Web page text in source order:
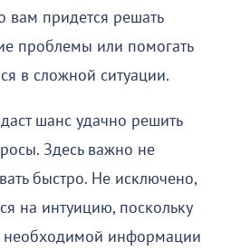
вам придется решать
проблемы или помогать
в сложной ситуации.
шанс удачно решить
Здесь важно не
быстро. Не исключено,
на интуицию, поскольку
необходимой информации